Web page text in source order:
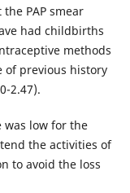
PAP smear
had childbirths
methods
of previous history
2.47).
was low for the
the activities of
to avoid the loss